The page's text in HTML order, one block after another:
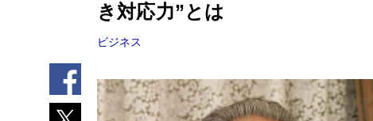
き対応力”とは
ビジネス